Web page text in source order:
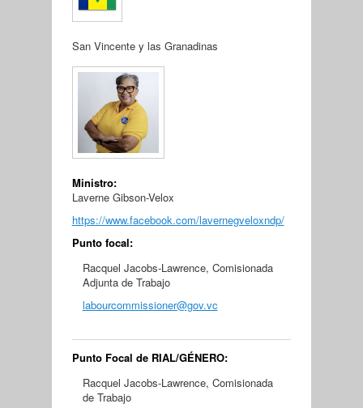
San Vincente y las Granadinas
Ministro:
Laverne Gibson-Velox
https://www.facebook.com/lavernegveloxndp/
Punto focal:
Racquel Jacobs-Lawrence, Comisionada
Adjunta de Trabajo
labourcommissioner@gov.vc
Punto Focal de RIAL/GÉNERO:
Racquel Jacobs-Lawrence, Comisionada
de Trabajo